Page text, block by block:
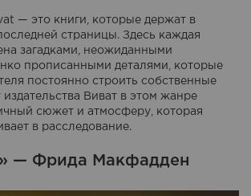
— это книги, которые держат в
страницы. Здесь каждая
загадками, неожиданными
прописанными деталями, которые
постоянно строить собственные
издательства Виват в этом жанре
сюжет и атмосферу, которая
в расследование.
— Фрида Макфадден